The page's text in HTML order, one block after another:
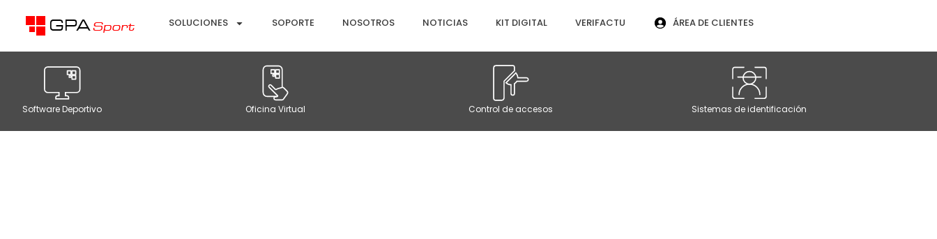
SOLUCIONES SOPORTE NOSOTROS NOTICIAS KIT DIGITAL VERIFACTU ÁREA DE CLIENTES
Software Deportivo Oficina Virtual Control de accesos Sistemas de identificación